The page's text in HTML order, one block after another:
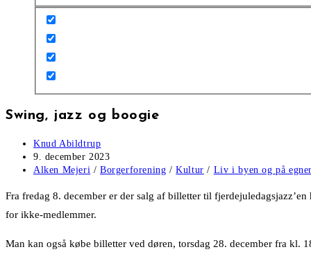
Swing, jazz og boogie
Post
author:
Knud Abildtrup
Post
published:
9. december 2023
Post
Alken Mejeri / Borgerforening / Kultur / Liv i byen og på
Fra fredag 8. december er der salg af billetter til
for ikke-medlemmer.
Man kan også købe billetter ved døren, torsdag 28. december fra kl.